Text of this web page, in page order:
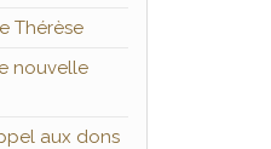
Thérèse
nouvelle
aux dons